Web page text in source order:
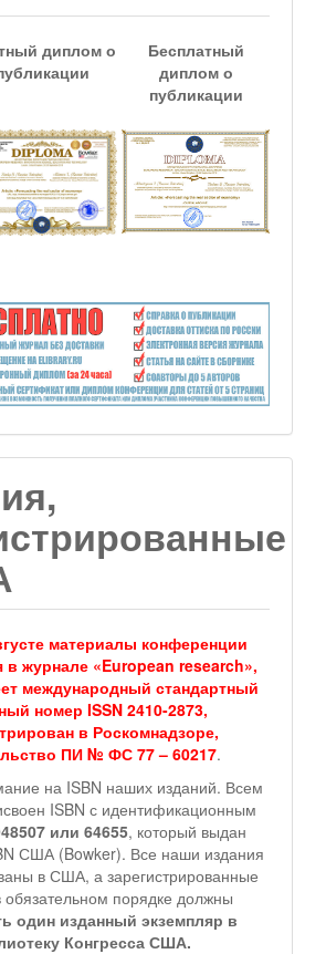
диплом о
Бесплатный
диплом о
публикации
материалы конференции
в журнале «European research»,
международный стандартный
номер ISSN 2410-2873,
в Роскомнадзоре,
ПИ № ФС 77 – 60217.
на ISBN наших изданий. Всем
ISBN с идентификационным
или 64655, который выдан
США (Bowker). Все наши издания
в США, а зарегистрированные
обязательном порядке должны
один изданный экземпляр в
Конгресса США.